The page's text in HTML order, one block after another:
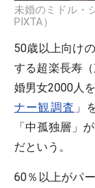
未婚のミドル・
PIXTA）
50歳以上向け
する超楽長寿
婚男女2000人
ナー観調査 」
「中孤独層」
だという。
60％以上がパ